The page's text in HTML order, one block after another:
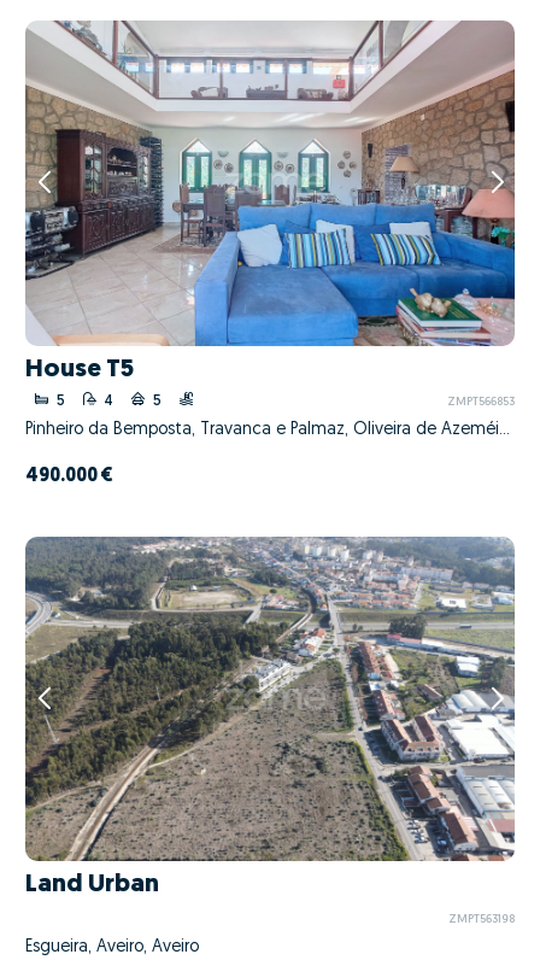
House T5
5 4 5 ZMPT566853
Pinheiro da Bemposta, Travanca e Palmaz, Oliveira de Azeméis, Aveiro
490.000 €
Land Urban
ZMPT563198
Esgueira, Aveiro, Aveiro